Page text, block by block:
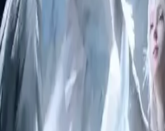
Sigue a DeepSeek oficial